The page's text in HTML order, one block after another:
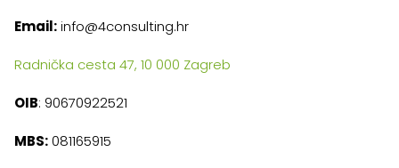
Email:info@4consulting.hr
Radnička cesta 47, 10 000 Zagreb
OIB: 90670922521
MBS:081165915